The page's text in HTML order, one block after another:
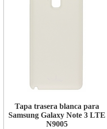
Tapa trasera blanca para
Samsung Galaxy Note 3 LTE
N9005